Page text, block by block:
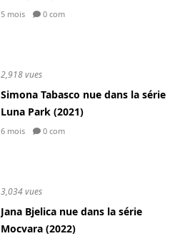
5 mois 0 com
2,918 vues
Simona Tabasco nue dans la série
Luna Park (2021)
6 mois 0 com
3,034 vues
Jana Bjelica nue dans la série
Mocvara (2022)